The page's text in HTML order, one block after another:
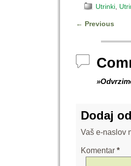
Utrinki,
← Previous
Dodaj
Vaš e-naslov
Komentar *